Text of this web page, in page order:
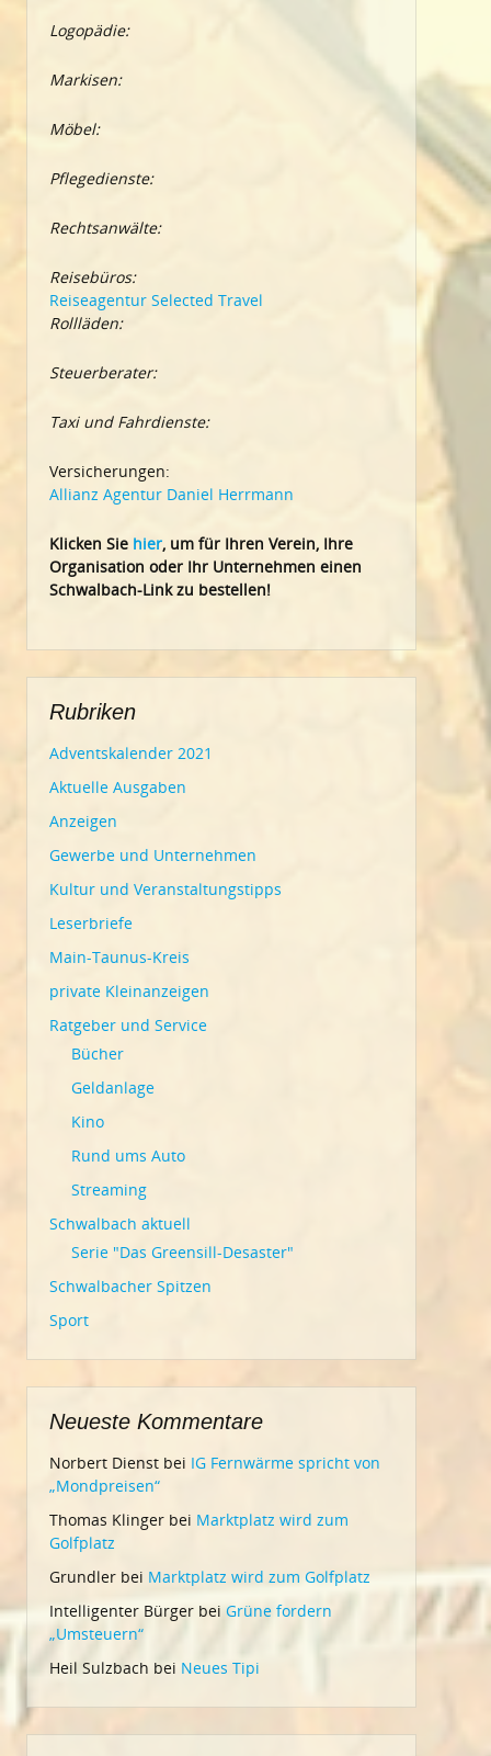
Logopädie:
Markisen:
Möbel:
Pflegedienste:
Rechtsanwälte:
Reisebüros:
Reiseagentur Selected Travel
Rollläden:
Steuerberater:
Taxi und Fahrdienste:
Versicherungen:
Allianz Agentur Daniel Herrmann
Klicken Sie hier, um für Ihren Verein, Ihre
Organisation oder Ihr Unternehmen einen
Schwalbach-Link zu bestellen!
Rubriken
Adventskalender 2021
Aktuelle Ausgaben
Anzeigen
Gewerbe und Unternehmen
Kultur und Veranstaltungstipps
Leserbriefe
Main-Taunus-Kreis
private Kleinanzeigen
Ratgeber und Service
Bücher
Geldanlage
Kino
Rund ums Auto
Streaming
Schwalbach aktuell
Serie "Das Greensill-Desaster"
Schwalbacher Spitzen
Sport
Neueste Kommentare
Norbert Dienst bei IG Fernwärme spricht von
„Mondpreisen“
Thomas Klinger bei Marktplatz wird zum
Golfplatz
Grundler bei Marktplatz wird zum Golfplatz
Intelligenter Bürger bei Grüne fordern
„Umsteuern“
Heil Sulzbach bei Neues Tipi